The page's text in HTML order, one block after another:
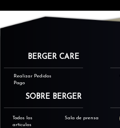
BERGER CARE
Realizar Pedidos
Pago
SOBRE BERGER
Todos los
artículos
Sala de prensa